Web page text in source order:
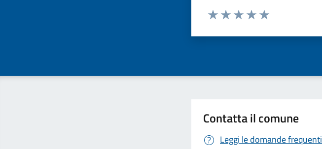
Valuta da 1 a 5 stelle la pagina
Contatta il comune
Leggi le domande frequenti